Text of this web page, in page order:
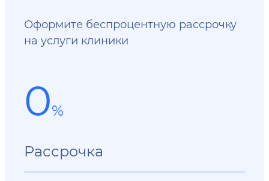
Оформите беспроцентную рассрочку
на услуги клиники
0%
Рассрочка